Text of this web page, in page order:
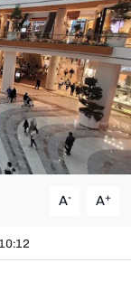
A- A+